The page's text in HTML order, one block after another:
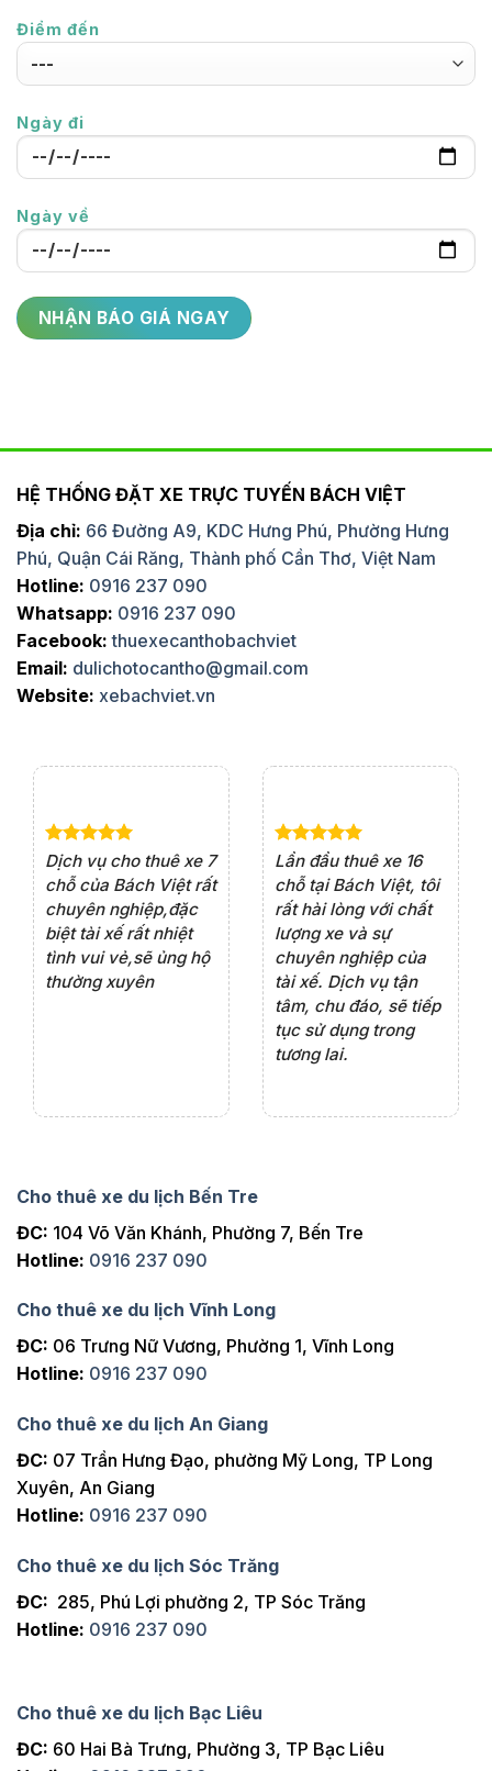
Điểm đến
Ngày đi
Ngày về
HỆ THỐNG ĐẶT XE TRỰC TUYẾN BÁCH VIỆT
Địa chỉ: 66 Đường A9, KDC Hưng Phú, Phường Hưng
Phú, Quận Cái Răng, Thành phố Cần Thơ, Việt Nam
Hotline: 0916 237 090
Whatsapp: 0916 237 090
Facebook: thuexecanthobachviet
Email: dulichotocantho@gmail.com
Website: xebachviet.vn
Dịch vụ cho thuê xe 7
chỗ của Bách Việt rất
chuyên nghiệp,đặc
biệt tài xế rất nhiệt
tình vui vẻ,sẽ ủng hộ
thường xuyên
Lần đầu thuê xe 16
chỗ tại Bách Việt, tôi
rất hài lòng với chất
lượng xe và sự
chuyên nghiệp của
tài xế. Dịch vụ tận
tâm, chu đáo, sẽ tiếp
tục sử dụng trong
tương lai.
Cho thuê xe du lịch Bến Tre
ĐC: 104 Võ Văn Khánh, Phường 7, Bến Tre
Hotline: 0916 237 090
Cho thuê xe du lịch Vĩnh Long
ĐC: 06 Trưng Nữ Vương, Phường 1, Vĩnh Long
Hotline: 0916 237 090
Cho thuê xe du lịch An Giang
ĐC: 07 Trần Hưng Đạo, phường Mỹ Long, TP Long
Xuyên, An Giang
Hotline: 0916 237 090
Cho thuê xe du lịch Sóc Trăng
ĐC: 285, Phú Lợi phường 2, TP Sóc Trăng
Hotline: 0916 237 090
Cho thuê xe du lịch Bạc Liêu
ĐC: 60 Hai Bà Trưng, Phường 3, TP Bạc Liêu